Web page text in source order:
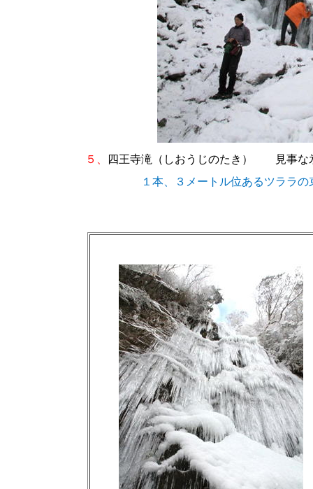
５、
四王寺滝（しおうじのたき） 見事
１本、３メートル位あるツララ